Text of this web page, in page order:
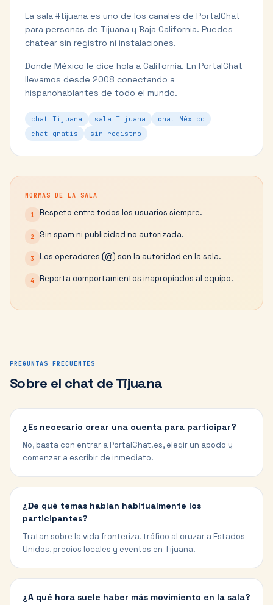
La sala #tijuana es uno de los canales de PortalChat
para personas de Tijuana y Baja California. Puedes
chatear sin registro ni instalaciones.
Donde México le dice hola a California. En PortalChat
llevamos desde 2008 conectando a
hispanohablantes de todo el mundo.
chat Tijuana sala Tijuana
chat México
chat gratis
sin registro
NORMAS DE LA SALA
1 Respeto entre todos los usuarios siempre.
2 Sin spam ni publicidad no autorizada.
3 Los operadores (@) son la autoridad en la sala.
4 Reporta comportamientos inapropiados al equipo.
PREGUNTAS FRECUENTES
Sobre el chat de Tijuana
¿Es necesario crear una cuenta para participar?
No, basta con entrar a PortalChat.es, elegir un apodo y
comenzar a escribir de inmediato.
¿De qué temas hablan habitualmente los
participantes?
Tratan sobre la vida fronteriza, tráfico al cruzar a Estados
Unidos, precios locales y eventos en Tijuana.
¿A qué hora suele haber más movimiento en la sala?